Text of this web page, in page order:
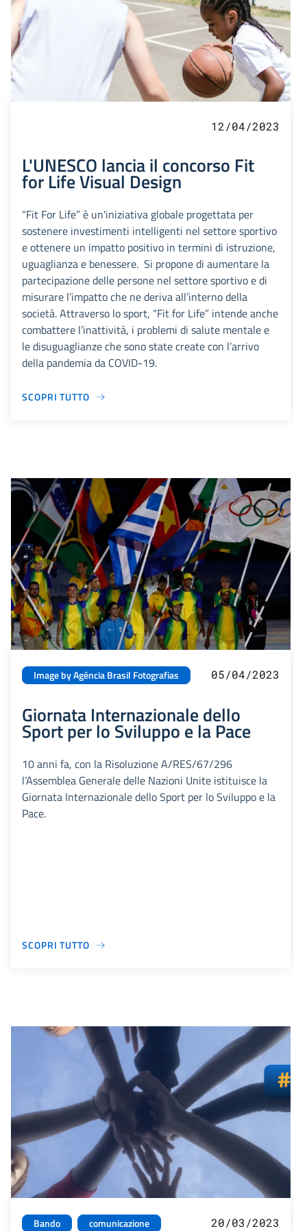
12/04/2023
L'UNESCO lancia il concorso Fit
for Life Visual Design
“Fit For Life” è un'iniziativa globale progettata per
sostenere investimenti intelligenti nel settore sportivo
e ottenere un impatto positivo in termini di istruzione,
uguaglianza e benessere. Si propone di aumentare la
partecipazione delle persone nel settore sportivo e di
misurare l’impatto che ne deriva all’interno della
società. Attraverso lo sport, “Fit for Life” intende anche
combattere l’inattività, i problemi di salute mentale e
le disuguaglianze che sono state create con l’arrivo
della pandemia da COVID-19.
SCOPRI TUTTO
Image by Agência Brasil Fotografias 05/04/2023
Giornata Internazionale dello
Sport per lo Sviluppo e la Pace
10 anni fa, con la Risoluzione A/RES/67/296
l’Assemblea Generale delle Nazioni Unite istituisce la
Giornata Internazionale dello Sport per lo Sviluppo e la
Pace.
SCOPRI TUTTO
Bando comunicazione 20/03/2023